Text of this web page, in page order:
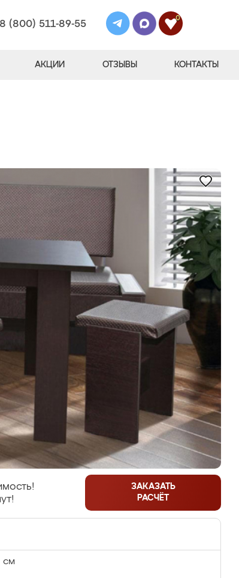
8 (800) 511-89-55
0
АКЦИИ ОТЗЫВЫ КОНТАКТЫ
ЗАКАЗАТЬ
РАСЧЁТ
см